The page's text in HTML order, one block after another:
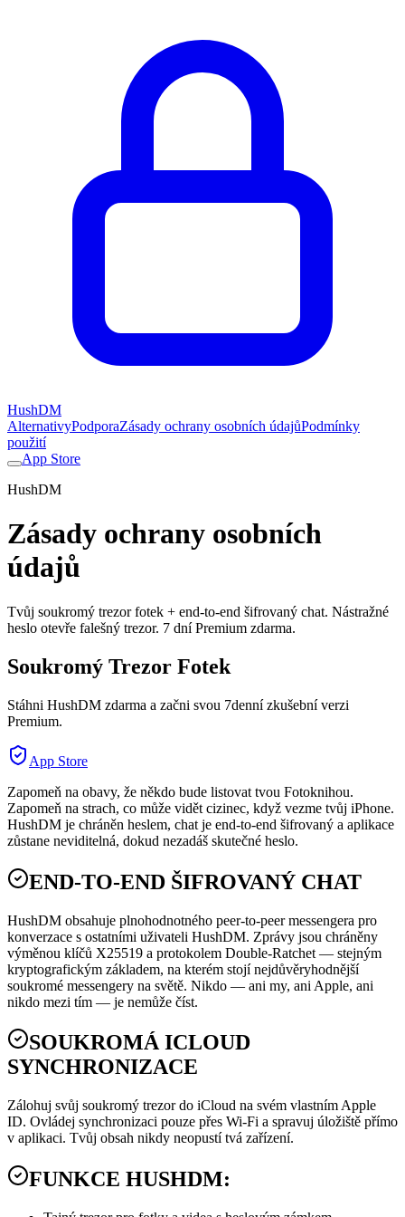
HushDM
AlternativyPodporaZásady ochrany osobních údajůPodmínky
použití
App Store
HushDM
Zásady ochrany osobních
údajů
Tvůj soukromý trezor fotek + end-to-end šifrovaný chat. Nástražné
heslo otevře falešný trezor. 7 dní Premium zdarma.
Soukromý Trezor Fotek
Stáhni HushDM zdarma a začni svou 7denní zkušební verzi
Premium.
App Store
Zapomeň na obavy, že někdo bude listovat tvou Fotoknihou.
Zapomeň na strach, co může vidět cizinec, když vezme tvůj iPhone.
HushDM je chráněn heslem, chat je end-to-end šifrovaný a aplikace
zůstane neviditelná, dokud nezadáš skutečné heslo.
END-TO-END ŠIFROVANÝ CHAT
HushDM obsahuje plnohodnotného peer-to-peer messengera pro
konverzace s ostatními uživateli HushDM. Zprávy jsou chráněny
výměnou klíčů X25519 a protokolem Double-Ratchet — stejným
kryptografickým základem, na kterém stojí nejdůvěryhodnější
soukromé messengery na světě. Nikdo — ani my, ani Apple, ani
nikdo mezi tím — je nemůže číst.
SOUKROMÁ ICLOUD
SYNCHRONIZACE
Zálohuj svůj soukromý trezor do iCloud na svém vlastním Apple
ID. Ovládej synchronizaci pouze přes Wi-Fi a spravuj úložiště přímo
v aplikaci. Tvůj obsah nikdy neopustí tvá zařízení.
FUNKCE HUSHDM: